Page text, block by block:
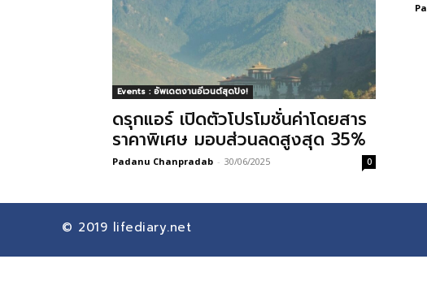
Events : อัพเดตงานอีเวนต์สุดปัง!
ดรุกแอร์ เปิดตัวโปรโมชั่นค่าโดยสาร
ราคาพิเศษ มอบส่วนลดสูงสุด 35%
Padanu Chanpradab - 30/06/2025 0
© 2019 lifediary.net